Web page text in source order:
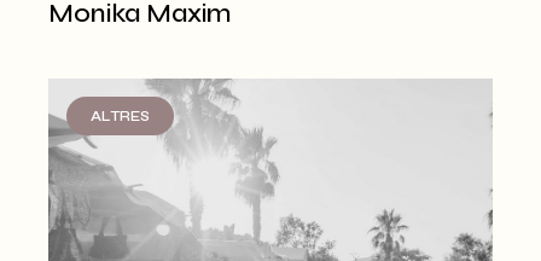
Monika Maxim
ALTRES